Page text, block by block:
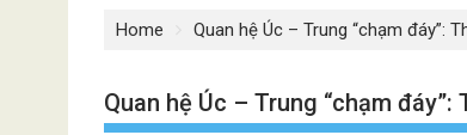
Home Quan hệ Úc – Trung “chạm đáy”:
Quan hệ Úc – Trung “chạm